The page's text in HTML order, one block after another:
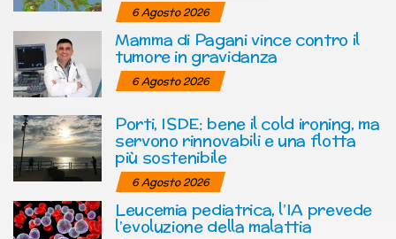
6 Agosto 2026
Mamma di Pagani vince contro il
tumore in gravidanza
6 Agosto 2026
Porti, ISDE: bene il cold ironing, ma
servono rinnovabili e una flotta
più sostenibile
6 Agosto 2026
Leucemia pediatrica, l’IA prevede
l’evoluzione della malattia